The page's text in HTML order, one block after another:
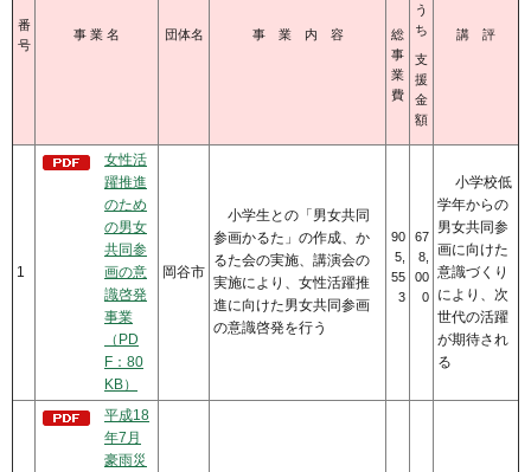
番
号
事 業 名 団体名 事 業 内 容 講 評
総
事
業
費
う
ち
支
援
金
額
1
女性活
躍推進
のため
の男女
共同参
画の意
識啓発
事業
（PD
F：80
KB）
岡谷市
小学生との「男女共同
参画かるた」の作成、か
るた会の実施、講演会の
実施により、女性活躍推
進に向けた男女共同参画
の意識啓発を行う
90
5,
55
3
67
8,
00
0
小学校低
学年からの
男女共同参
画に向けた
意識づくり
により、次
世代の活躍
が期待され
る
平成18
年7月
豪雨災